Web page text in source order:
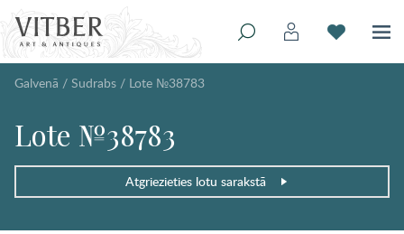
Galvenā / Sudrabs / Lote №38783
Lote №38783
Atgriezieties lotu sarakstā